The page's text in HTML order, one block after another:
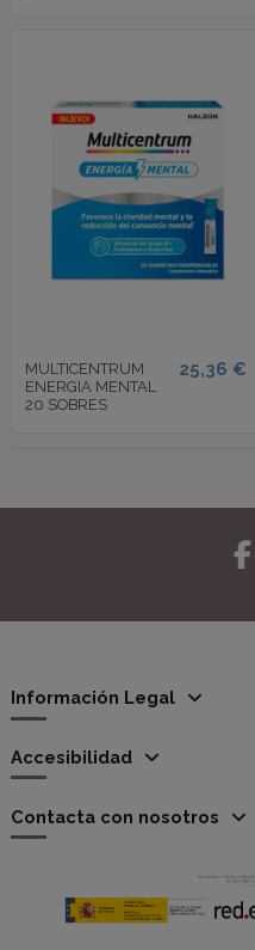
MULTICENTRUM
ENERGIA MENTAL
20 SOBRES
25,36 €
Información Legal
Accesibilidad
Contacta con nosotros